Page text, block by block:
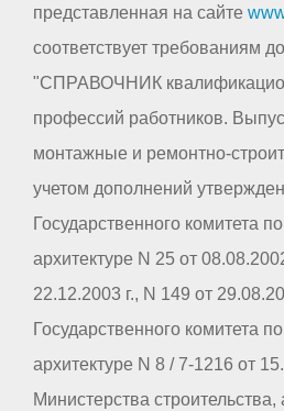
представленная на сайте
соответствует требованиям
"СПРАВОЧНИК
профессий работников.
монтажные и ремонтно-
учетом дополнений
Государственного комитета
архитектуре N 25 от
22.12.2003 г., N 149 от
Государственного комитета
архитектуре N 8 / 7-1216 от
Министерства строительства,